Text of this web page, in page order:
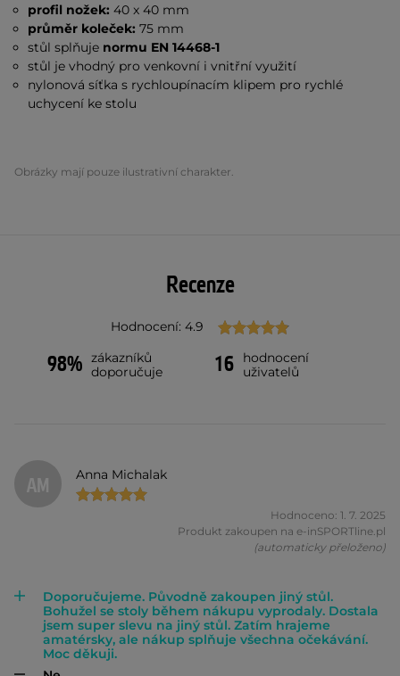
profil nožek:40 x 40 mm
průměr koleček: 75 mm
stůl splňuje normu EN 14468-1
stůl je vhodný pro venkovní i vnitřní využití
nylonová síťka s rychloupínacím klipem pro rychlé
uchycení ke stolu
Obrázky mají pouze ilustrativní charakter.
Recenze
Hodnocení: 4.9
98% zákazníků
doporučuje
16
hodnocení
uživatelů
AM Anna Michalak
Hodnoceno: 1. 7. 2025
Produkt zakoupen na e-inSPORTline.pl
(automaticky přeloženo)
Doporučujeme. Původně zakoupen jiný stůl.
Bohužel se stoly během nákupu vyprodaly. Dostala
jsem super slevu na jiný stůl. Zatím hrajeme
amatérsky, ale nákup splňuje všechna očekávání.
Moc děkuji.